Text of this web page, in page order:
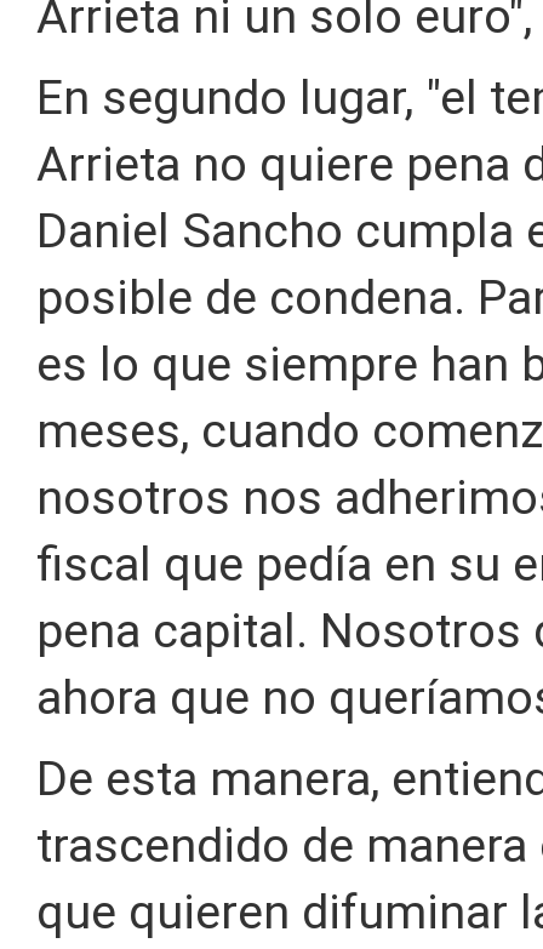
Arrieta ni un solo
En segundo lugar, "el
Arrieta no quiere pena
Daniel Sancho cumpla
posible de condena.
es lo que siempre han
meses, cuando
nosotros nos
fiscal que pedía en su
pena capital.
ahora que no
De esta manera,
trascendido de
que quieren difuminar